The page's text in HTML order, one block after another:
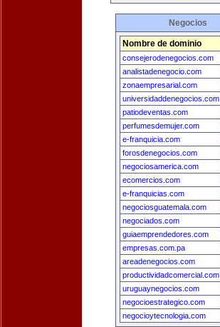
Negocios
Nombre de dominio
consejerodenegocios.com
analistadenegocio.com
zonaempresarial.com
universidaddenegocios.com
patiodeventas.com
perfumesdemujer.com
e-franquicia.com
forosdenegocios.com
negociosamerica.com
ecomercios.com
e-franquicias.com
negociosguatemala.com
negociados.com
guiaemprendedores.com
empresas.com.pa
areadenegocios.com
productividadcomercial.com
uruguaynegocios.com
negocioestrategico.com
negocioytecnologia.com